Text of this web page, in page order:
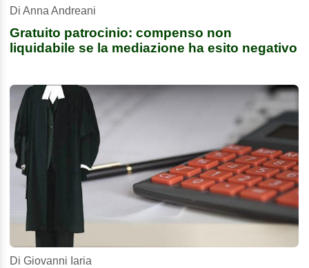
Di Anna Andreani
Gratuito patrocinio: compenso non
liquidabile se la mediazione ha esito negativo
Di Giovanni Iaria